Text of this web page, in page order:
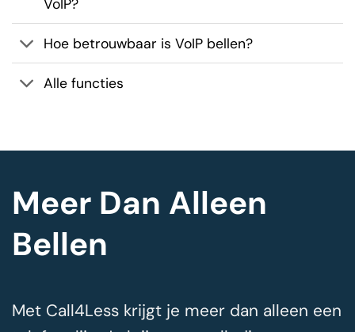
VoIP?
Hoe betrouwbaar is VoIP bellen?
Alle functies
Meer Dan Alleen
Bellen
Met Call4Less krijgt je meer dan alleen een